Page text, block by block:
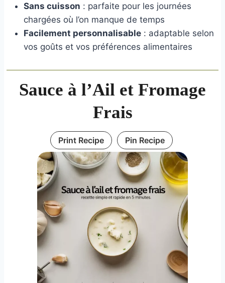
Sans cuisson : parfaite pour les journées
chargées où l’on manque de temps
Facilement personnalisable : adaptable selon
vos goûts et vos préférences alimentaires
Sauce à l’Ail et Fromage
Frais
Print Recipe Pin Recipe